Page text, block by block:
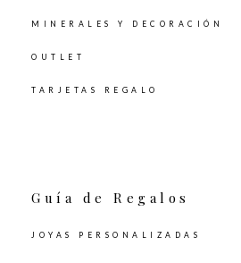
MINERALES Y DECORACIÓN
OUTLET
TARJETAS REGALO
Guía de Regalos
JOYAS PERSONALIZADAS